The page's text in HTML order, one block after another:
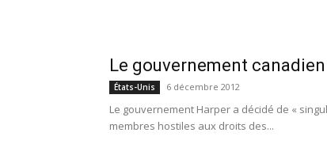
Le gouvernement
États-Unis 6 décembre 2012
Le gouvernement Harper a décidé de «
membres hostiles aux droits des...